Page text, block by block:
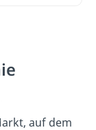
auf dem